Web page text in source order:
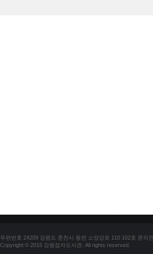
우편번호 24209 강원도 춘천시 동면 소양강로 110 102호 문의
Copyright © 2015 강원점자도서관. All rights reserved.